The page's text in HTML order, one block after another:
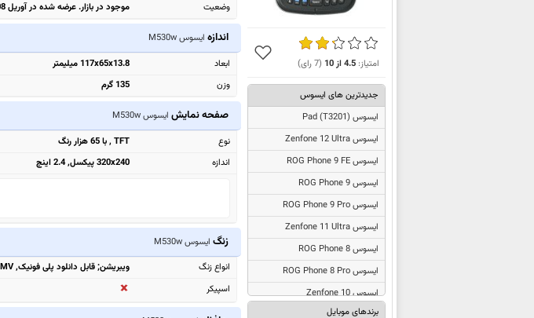
امتیاز:4.5از10
(
7رای)
جدیدترین های ایسوس
ایسوس Pad (T3201)
ایسوس Zenfone 12 Ultra
ایسوس ROG Phone 9 FE
ایسوس ROG Phone 9
ایسوس ROG Phone 9 Pro
ایسوس Zenfone 11 Ultra
ایسوس ROG Phone 8
ایسوس ROG Phone 8 Pro
ایسوس Zenfone 10
ایسوس ROG Phone 7 Ultimate
برندهای موبایل
وضعیت
موجود در بازار. عرضه شده در آوریل 2008
اندازه ایسوس M530w
ابعاد
117x65x13.8 میلیمتر
وزن
135 گرم
صفحه نمایش ایسوس M530w
نوع
TFT , با ‬65 هزار رنگ
اندازه
320x240 پیکسل, 2.4 اینچ
زنگ ایسوس M530w
انواع زنگ
ویبریشن; قابل دانلود پلی فونیک, MP3, WMA, AAC, Midi, WMV زنگ
اسپیکر